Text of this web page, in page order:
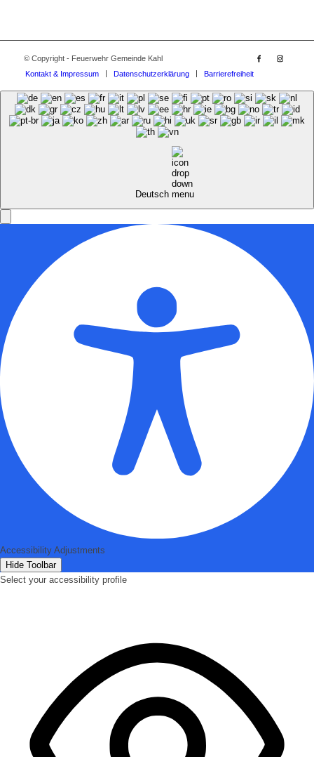
© Copyright - Feuerwehr Gemeinde Kahl
Kontakt & Impressum
Datenschutzerklärung Barrierefreiheit
Deutsch
Accessibility Adjustments
Hide Toolbar
Select your accessibility profile